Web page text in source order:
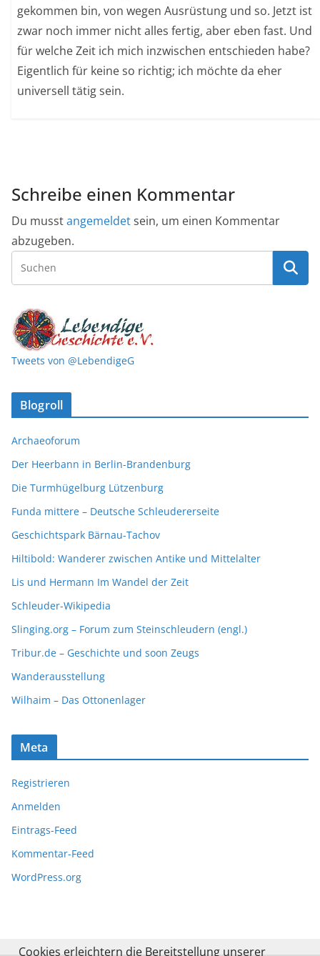
gekommen bin, von wegen Ausrüstung und so. Jetzt ist
zwar noch immer nicht alles fertig, aber eben fast. Und
für welche Zeit ich mich inzwischen entschieden habe?
Eigentlich für keine so richtig; ich möchte da eher
universell tätig sein.
Schreibe einen Kommentar
Du musstangemeldetsein, um einen Kommentar
abzugeben.
Tweets von @LebendigeG
Blogroll
Archaeoforum
Der Heerbann in Berlin-Brandenburg
Die Turmhügelburg Lützenburg
Funda mittere – Deutsche Schleudererseite
Geschichtspark Bärnau-Tachov
Hiltibold: Wanderer zwischen Antike und Mittelalter
Lis und Hermann Im Wandel der Zeit
Schleuder-Wikipedia
Slinging.org – Forum zum Steinschleudern (engl.)
Tribur.de – Geschichte und soon Zeugs
Wanderausstellung
Wilhaim – Das Ottonenlager
Meta
Registrieren
Anmelden
Eintrags-Feed
Kommentar-Feed
WordPress.org
Cookies erleichtern die Bereitstellung unserer